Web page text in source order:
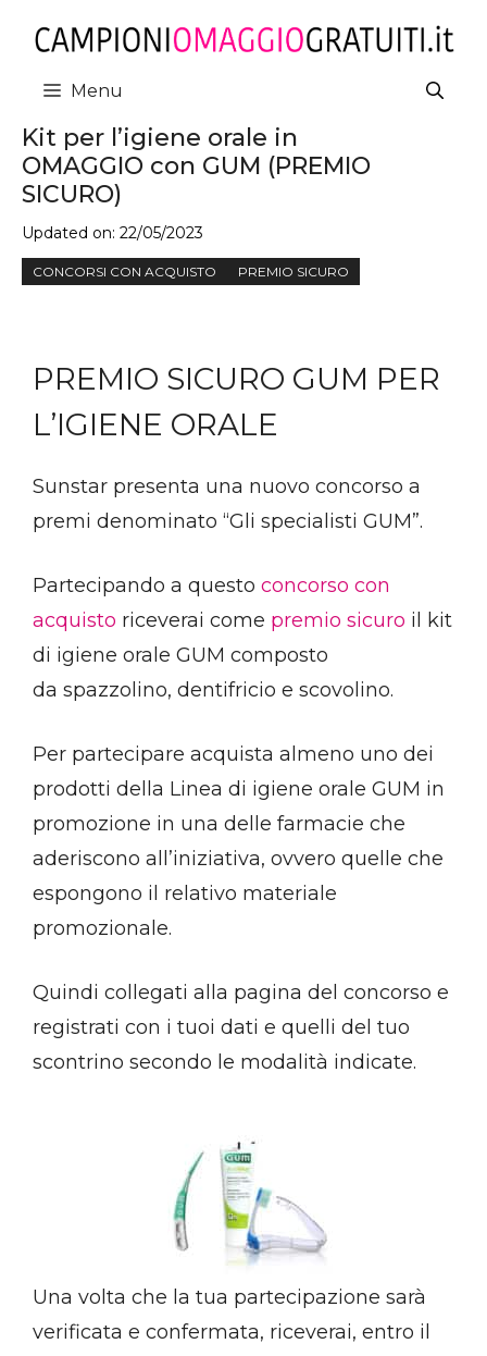
contenuto
Menu
Kit per l’igiene orale in
OMAGGIO con GUM (PREMIO
SICURO)
Updated on: 22/05/2023
CONCORSI CON ACQUISTO PREMIO SICURO
PREMIO SICURO GUM PER
L’IGIENE ORALE
Sunstar presenta una nuovo concorso a
premi denominato “Gli specialisti GUM”.
Partecipando a questo concorso con
acquisto riceverai come premio sicuro il kit
di igiene orale GUM composto
da spazzolino, dentifricio e scovolino.
Per partecipare acquista almeno uno dei
prodotti della Linea di igiene orale GUM in
promozione in una delle farmacie che
aderiscono all’iniziativa, ovvero quelle che
espongono il relativo materiale
promozionale.
Quindi collegati alla pagina del concorso e
registrati con i tuoi dati e quelli del tuo
scontrino secondo le modalità indicate.
Una volta che la tua partecipazione sarà
verificata e confermata, riceverai, entro il